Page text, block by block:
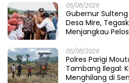
05/08/2026
Gubernur
Desa Mire,
Menjangkau
05/08/2026
Polres Parigi
Tambang Ilegal:
Menghilang di